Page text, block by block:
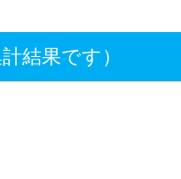
結果です）